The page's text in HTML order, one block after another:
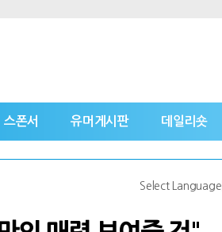
스폰서 유머게시판 데일리숏
Select Language